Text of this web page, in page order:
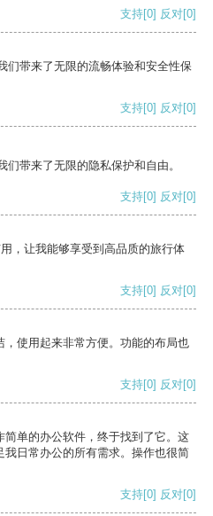
支持[0] 反对[0]
们带来了无限的流畅体验和安全性保
支持[0] 反对[0]
带来了无限的隐私保护和自由。
支持[0] 反对[0]
，让我能够享受到高品质的旅行体
支持[0] 反对[0]
使用起来非常方便。功能的布局也
支持[0] 反对[0]
单的办公软件，终于找到了它。这
日常办公的所有需求。操作也很简
支持[0] 反对[0]